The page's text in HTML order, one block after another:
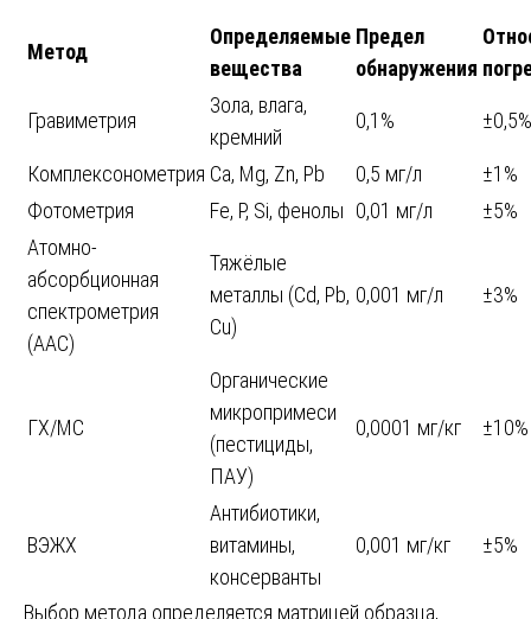
Метод
Определяемые
вещества
Предел
обнаружения
Гравиметрия
Зола, влага,
кремний
0,1% ±0,5%
Комплексонометрия Са, Mg, Zn, Pb 0,5 мг/л
±1%
Фотометрия
Fe, P, Si, фенолы 0,01 мг/л
±5%
Атомно-
абсорбционная
спектрометрия
(ААС)
Тяжёлые
металлы (Cd, Pb,
Cu)
0,001 мг/л ±3%
ГХ/МС
Органические
микропримеси
(пестициды,
ПАУ)
0,0001 мг/кг ±10%
ВЭЖХ
Антибиотики,
витамины,
консерванты
0,001 мг/кг ±5%
Выбор метода определяется матрицей образца,